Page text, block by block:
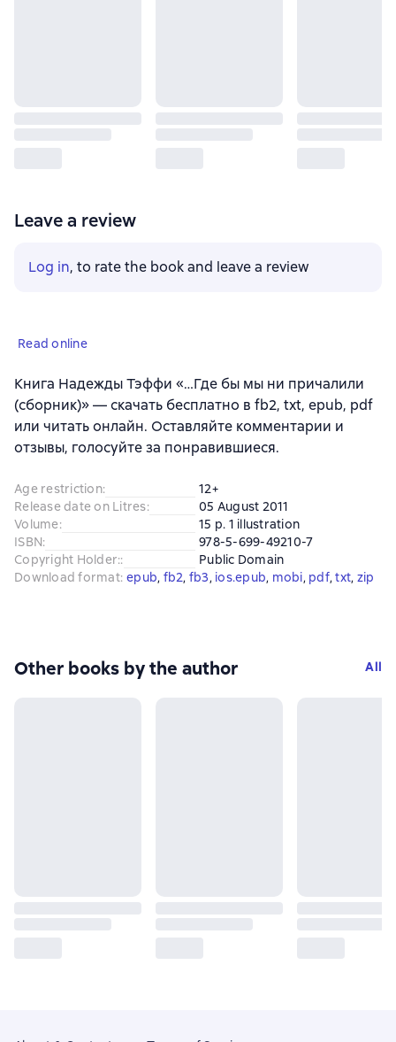
Leave a review
Log in, to rate the book and leave a review
Read online
Книга Надежды Тэффи «…Где бы мы ни причалили
(сборник)» — скачать бесплатно в fb2, txt, epub, pdf
или читать онлайн. Оставляйте комментарии и
отзывы, голосуйте за понравившиеся.
Age restriction:
12+
Release date on Litres:
05 August 2011
Volume:
15 p. 1 illustration
ISBN:
978-5-699-49210-7
Copyright Holder::
Public Domain
Download format: epub, fb2, fb3, ios.epub, mobi, pdf, txt, zip
Other books by the author All